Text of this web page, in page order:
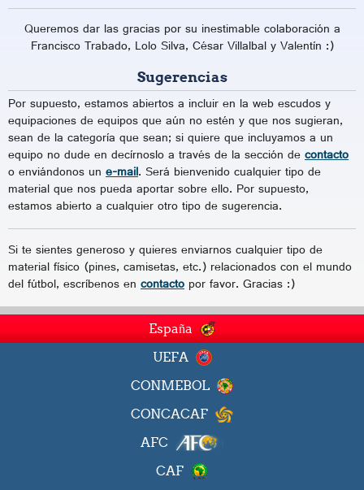
Queremos dar las gracias por su inestimable colaboración a
Francisco Trabado, Lolo Silva, César Villalbal y Valentín :)
Sugerencias
Por supuesto, estamos abiertos a incluir en la web escudos y
equipaciones de equipos que aún no estén y que nos sugieran,
sean de la categoría que sean; si quiere que incluyamos a un
equipo no dude en decírnoslo a través de la sección decontacto
o enviándonos un e-mail. Será bienvenido cualquier tipo de
material que nos pueda aportar sobre ello. Por supuesto,
estamos abierto a cualquier otro tipo de sugerencia.
Si te sientes generoso y quieres enviarnos cualquier tipo de
material físico (pines, camisetas, etc.) relacionados con el mundo
del fútbol, escríbenos en contacto por favor. Gracias :)
España
UEFA
CONMEBOL
CONCACAF
AFC
CAF